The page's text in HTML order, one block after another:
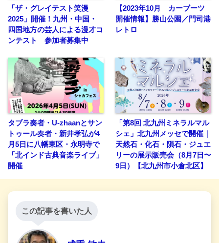
「ザ・グレイテスト笑漫
2025」開催！九州・中国・
四国地方の芸人による漫才コ
ンテスト 参加者募集中
【2023年10月 カーブーツ
開催情報】勝山公園／門司港
レトロ
タブラ奏者・U-zhaanとサン
トゥール奏者・新井孝弘が4
月5日に八幡東区・永明寺で
「北インド古典音楽ライブ」
開催
「第8回 北九州ミネラルマル
シェ」北九州メッセで開催｜
天然石・化石・隕石・ジュエ
リーの展示販売会（8月7日〜
9日）【北九州市小倉北区】
この記事を書いた人